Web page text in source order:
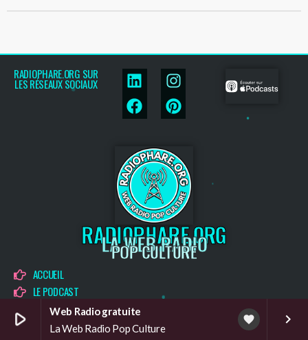
play_arrow
Web Radio gratuite
La Web Radio Pop Culture
favorite keyboard_arrow_right
RADIOPHARE.ORG SUR
LES RÉSEAUX SOCIAUX
RADIOPHARE.ORG
LA WEB RADIO
POP CULTURE
ACCUEIL
LE PODCAST
BLOG POP CULTURE
AGENDA